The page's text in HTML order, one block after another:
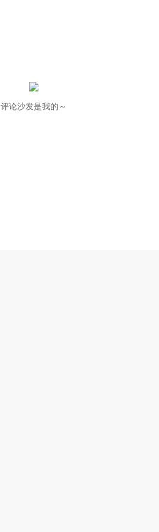
评论沙发是我的～